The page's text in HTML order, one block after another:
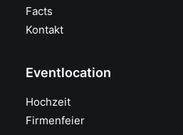
Facts
Kontakt
Eventlocation
Hochzeit
Firmenfeier